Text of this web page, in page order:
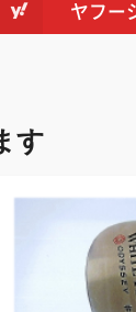
ヤフー
す